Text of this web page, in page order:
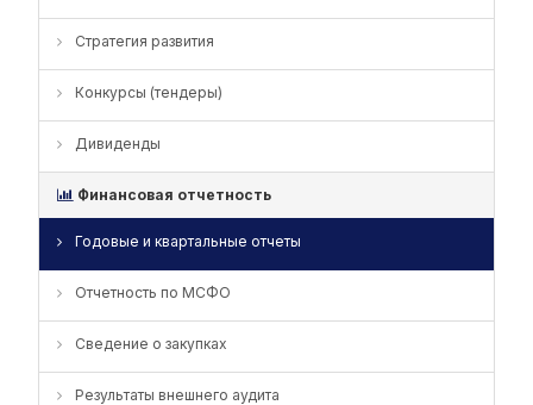
Стратегия развития
Конкурсы (тендеры)
Дивиденды
Финансовая отчетность
Годовые и квартальные отчеты
Отчетность по МСФО
Сведение о закупках
Результаты внешнего аудита